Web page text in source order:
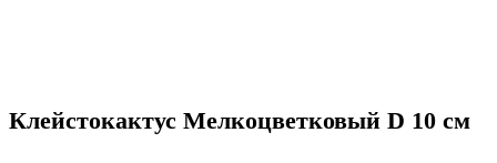
Клейстокактус Мелкоцветковый D 10 см